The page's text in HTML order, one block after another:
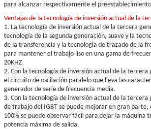
para alcanzar respectivamente el
Ventajas de la tecnología de inversión actual de la
1. La tecnología de inversión actual de la tercera
tecnología de la segunda generación, suave y la
de la transferencia y la tecnología de trazado de la
para mantener el trabajo liso en una gama de
20KHZ.
2. Con la tecnología de inversión actual de la tercera
el circuito de oscilación paralelo que lleva las
generador de serie de frecuencia media.
3. Con la tecnología de inversión actual de la tercera
de trabajo del IGBT se puede mejorar en gran parte,
100% se puede observar fácil para dejar la máquina
potencia máxima de salida.